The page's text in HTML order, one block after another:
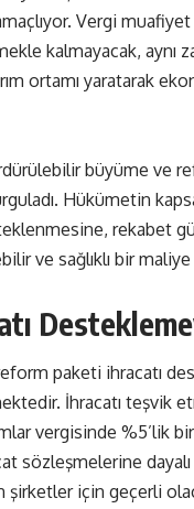
Vergi muafiyet
kalmayacak, aynı
ortamı yaratarak
büyüme ve
Hükümetin
rekabet
ve sağlıklı bir maliye
paketi ihracatı
İhracatı teşvik
vergisinde %5’lik
sözleşmelerine
şirketler için geçerli